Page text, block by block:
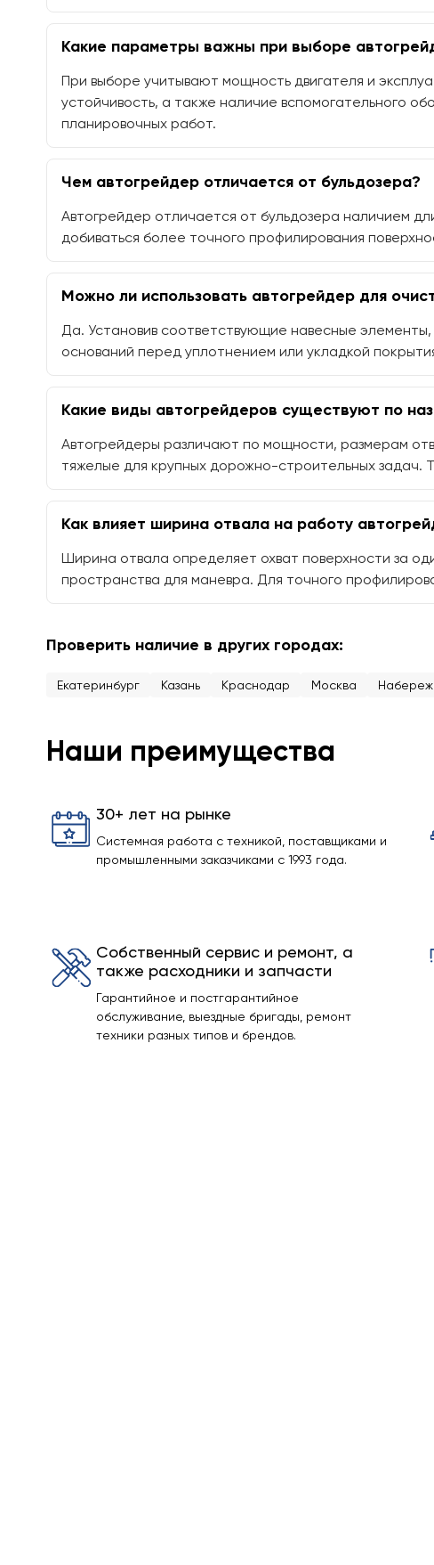
Какие параметры важны при выборе
При выборе учитывают мощность двигателя и
устойчивость, а также наличие вспомогательного
планировочных работ.
Чем автогрейдер отличается от бульдозера?
Автогрейдер отличается от бульдозера наличием
добиваться более точного профилирования
Можно ли использовать автогрейдер для
Да. Установив соответствующие навесные
оснований перед уплотнением или укладкой
Какие виды автогрейдеров существуют по
Автогрейдеры различают по мощности, размерам
тяжелые для крупных дорожно-строительных задач.
Как влияет ширина отвала на работу
Ширина отвала определяет охват поверхности за
пространства для маневра. Для точного
Проверить наличие в других городах:
Екатеринбург Казань Краснодар Москва
Наши преимущества
30+ лет на рынке
Системная работа с техникой, поставщиками и
промышленными заказчиками с 1993 года.
Собственный сервис и ремонт, а
также расходники и запчасти
Гарантийное и постгарантийное
обслуживание, выездные бригады, ремонт
техники разных типов и брендов.